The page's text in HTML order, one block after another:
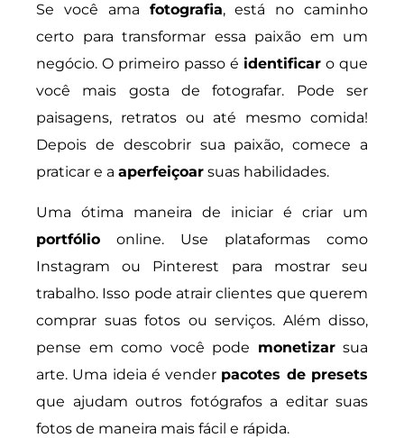
Se você ama fotografia, está no caminho
certo para transformar essa paixão em um
negócio. O primeiro passo é identificar o que
você mais gosta de fotografar. Pode ser
paisagens, retratos ou até mesmo comida!
Depois de descobrir sua paixão, comece a
praticar e a aperfeiçoar suas habilidades.
Uma ótima maneira de iniciar é criar um
portfólio online. Use plataformas como
Instagram ou Pinterest para mostrar seu
trabalho. Isso pode atrair clientes que querem
comprar suas fotos ou serviços. Além disso,
pense em como você pode monetizarsua
arte. Uma ideia é vender pacotes de presets
que ajudam outros fotógrafos a editar suas
fotos de maneira mais fácil e rápida.